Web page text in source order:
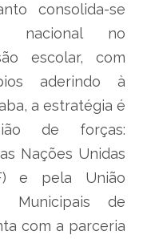
consolida-se
nacional no
escolar, com
aderindo à
a estratégia é
de forças:
Nações Unidas
e pela União
Municipais de
com a parceria